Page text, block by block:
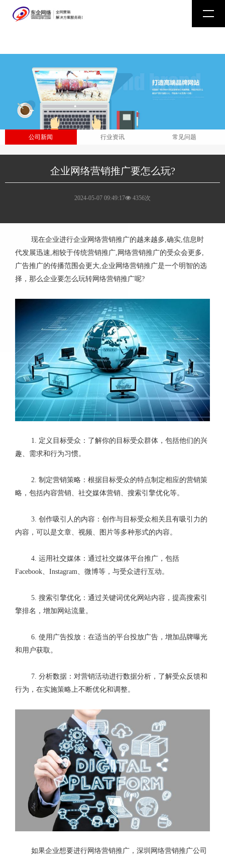
公司新闻 行业资讯 常见问题
企业网络营销推广要怎么玩?
2024-05-07 09:49:17 4356次
现在企业进行企业网络营销推广的越来越多,确实,信息时
代发展迅速,相较于传统营销推广,网络营销推广的受众会更多,
广告推广的传播范围会更大,企业网络营销推广是一个明智的选
择，那么企业要怎么玩转网络营销推广呢?
1. 定义目标受众：了解你的目标受众群体，包括他们的兴
趣、需求和行为习惯。
2. 制定营销策略：根据目标受众的特点制定相应的营销策
略，包括内容营销、社交媒体营销、搜索引擎优化等。
3. 创作吸引人的内容：创作与目标受众相关且有吸引力的
内容，可以是文章、视频、图片等多种形式的内容。
4. 运用社交媒体：通过社交媒体平台推广 ，包括
Facebook、Instagram、微博等，与受众进行互动。
5. 搜索引擎优化：通过关键词优化网站内容，提高搜索引
擎排名，增加网站流量。
6. 使用广告投放：在适当的平台投放广告，增加品牌曝光
和用户获取。
7. 分析数据：对营销活动进行数据分析，了解受众反馈和
行为，在实施策略上不断优化和调整。
如果企业想要进行网络营销推广， 深圳网络营销推广公司